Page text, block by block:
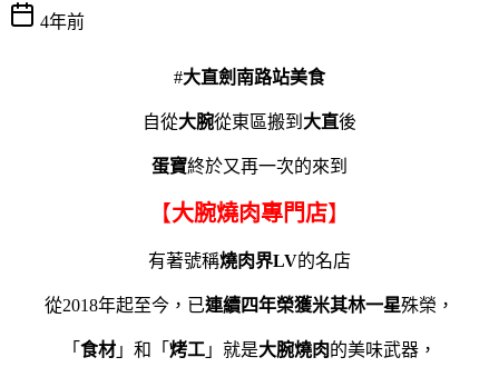
4年前
#大直劍南路站美食
自從大腕從東區搬到 大直後
蛋寶終於又再一次的來到
【大腕燒肉專門店】
有著號稱燒肉界LV的名店
從2018年起至今，已連續四年榮獲米其林一星殊榮，
「 食材 」和「 烤工 」就是大腕燒肉的美味武器，